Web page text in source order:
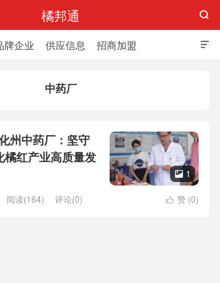
橘邦通

牌企业 供应信息 招商加盟

中药厂
州中药厂：坚守
橘红产业高质量发
 1
 赞 (0)
阅读(164) 评论(0)